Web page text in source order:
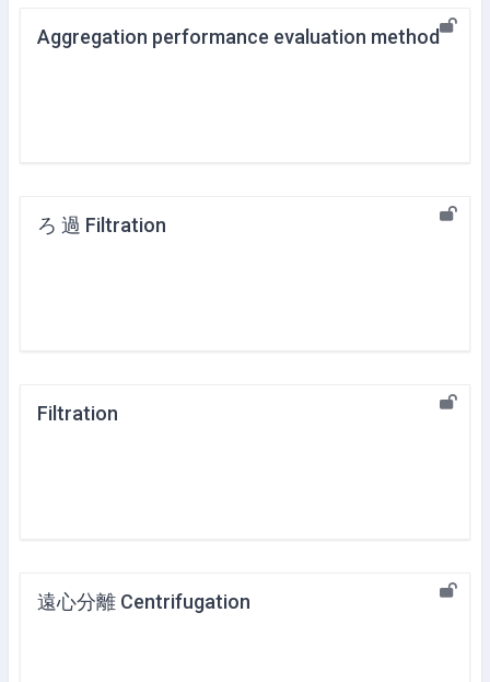
Aggregation performance evaluation method
ろ 過 Filtration
Filtration
遠心分離 Centrifugation